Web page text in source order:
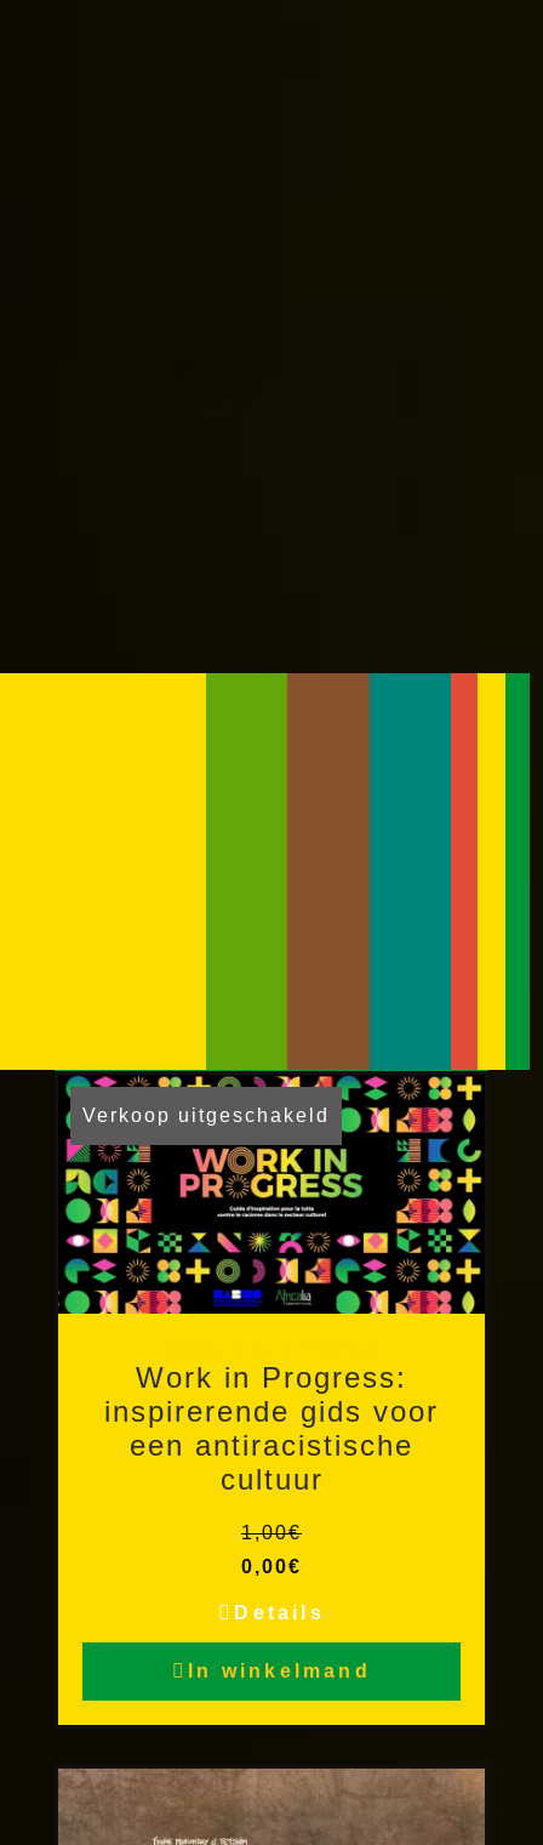
Verkoop uitgeschakeld
Work in Progress:
inspirerende gids voor
een antiracistische
cultuur
1,00€
0,00€
Details
In winkelmand